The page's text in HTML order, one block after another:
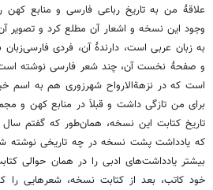
علاقۀ من به تاریخ رباعی فارسی و منابع کهن
وجود این نسخه و اشعار آن مطلع کرد و تصویر آن
به زبان عربی است، دارندۀ آن، فردی
و صفحۀ نخست آن، چند شعر فارسی نوشته
است که در نزهةالارواح شهرزوری هم به اسم
برای من تازگی داشت و قبلاَ در منابع کهن و
که یادداشت پشت نسخه در چه تاریخی
بیشتر یادداشت‌های ادبی را در همان حوالی
خود کاتب، بعد از کتابت نسخه، شعرهایی